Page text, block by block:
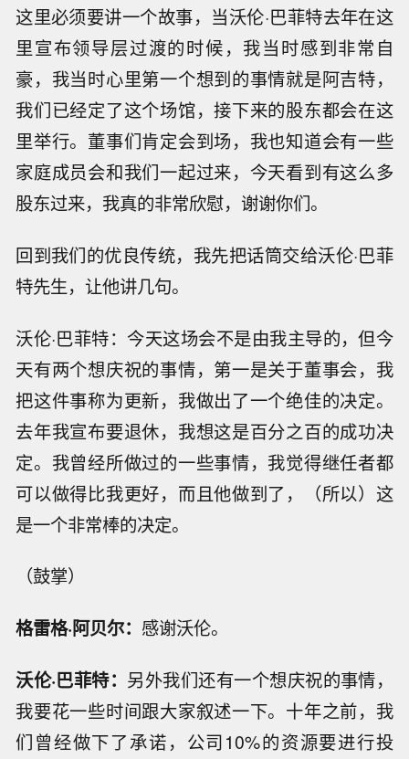
这里必须要讲一个故事，当沃伦·巴菲特去年在这
里宣布领导层过渡的时候，我当时感到非常自
豪，我当时心里第一个想到的事情就是阿吉特，
我们已经定了这个场馆，接下来的股东都会在这
里举行。董事们肯定会到场，我也知道会有一些
家庭成员会和我们一起过来，今天看到有这么多
股东过来，我真的非常欣慰，谢谢你们。
回到我们的优良传统，我先把话筒交给沃伦·巴菲
特先生，让他讲几句。
沃伦·巴菲特：今天这场会不是由我主导的，但今
天有两个想庆祝的事情，第一是关于董事会，我
把这件事称为更新，我做出了一个绝佳的决定。
去年我宣布要退休，我想这是百分之百的成功决
定。我曾经所做过的一些事情，我觉得继任者都
可以做得比我更好，而且他做到了，（所以）这
是一个非常棒的决定。
（鼓掌）
格雷格·阿贝尔： 感谢沃伦。
沃伦·巴菲特： 另外我们还有一个想庆祝的事情，
我要花一些时间跟大家叙述一下。十年之前，我
们曾经做下了承诺，公司10%的资源要进行投